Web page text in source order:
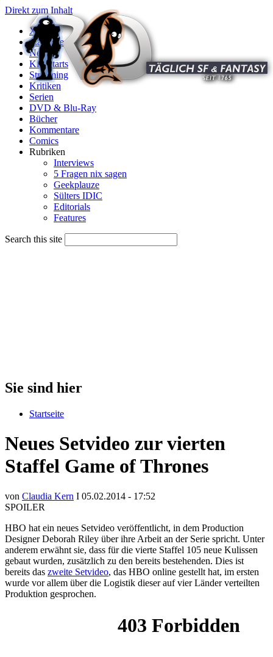
Direkt zum Inhalt
X
Startseite
News
Kinostarts
Streaming
Kritiken
Serien
DVD & Blu-Ray
Bücher
Kommentare
Comics
Rubriken
Interviews
5 Fragen nix sagen
Geekplauze
Sülters IDIC
Editorials
Features
Search this site
Sie sind hier
Startseite
Neues Setvideo zur vierten
Staffel Game of Thrones
von Claudia Kern I 05.02.2014 - 17:52
SPOILER
HBO hat ein neues Setvideo veröffentlicht, in dem Production
Designer Deborah Riley über ihre Arbeit an der Serie spricht. Unter
anderem erwähnt sie, dass für die vierte Staffel 105 neue Kulissen
gebaut wurden, zusätzlich zu den bereits bestehenden. Dies ist
bereits das zweite Setvideo, das HBO online gestellt hat, im ersten
wurde vor allem über die Logistik dieser auf vier Länder verteilten
Produktion gesprochen.